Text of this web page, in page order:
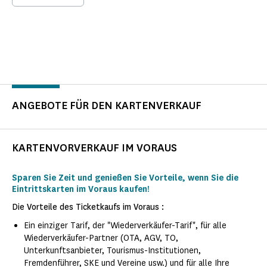
ANGEBOTE FÜR DEN KARTENVERKAUF
KARTENVORVERKAUF IM VORAUS
Sparen Sie Zeit und genießen Sie Vorteile, wenn Sie die
Eintrittskarten im Voraus kaufen!
Die Vorteile des Ticketkaufs im Voraus :
Ein einziger Tarif, der "Wiederverkäufer-Tarif", für alle
Wiederverkäufer-Partner (OTA, AGV, TO,
Unterkunftsanbieter, Tourismus-Institutionen,
Fremdenführer, SKE und Vereine usw.) und für alle Ihre